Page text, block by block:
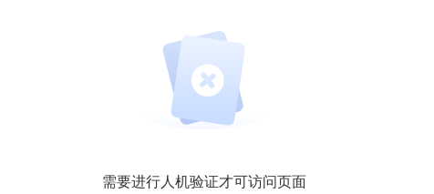
需要进行人机验证才可访问页面